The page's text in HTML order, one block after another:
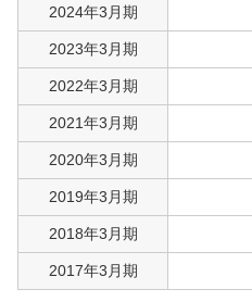
2024年3月期
2023年3月期
2022年3月期
2021年3月期
2020年3月期
2019年3月期
2018年3月期
2017年3月期